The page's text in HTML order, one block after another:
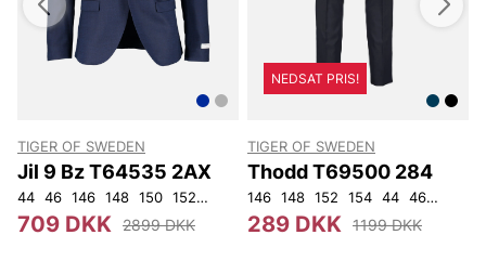
TIGER OF SWEDEN
Jil 9 Bz T64535 2AX
44 46 146 148 150 152 92 96 100 104 108
709 DKK 2899 DKK
NEDSAT PRIS!
TIGER OF SWEDEN
Thodd T69500 284
146 148 152 154 44 46 48
289 DKK 1199 DKK